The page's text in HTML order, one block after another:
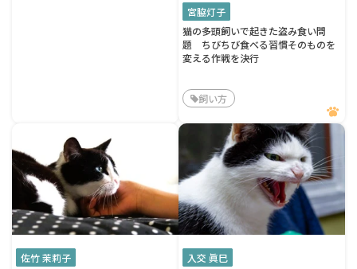
宮脇灯子
猫の多頭飼いで起きた盗み食い問
題 ちびちび食べる習慣そのものを
変える作戦を決行
飼い方
佐竹 茉莉子
入交 眞巳